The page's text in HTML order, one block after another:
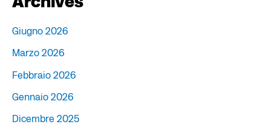
Giugno 2026
Marzo 2026
Febbraio 2026
Gennaio 2026
Dicembre 2025